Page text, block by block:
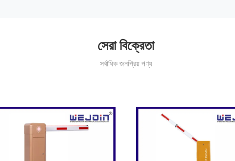
সেরা বিক্রেতা
সর্বাধিক জনপ্রিয় পণ্য